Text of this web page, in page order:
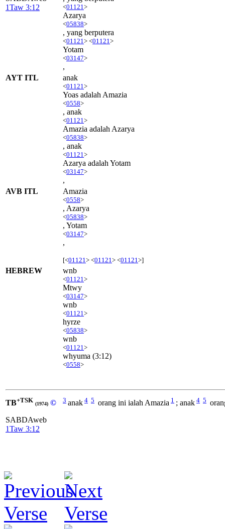
1Taw 3:12
<01121 >
Azarya
<05838>
, yang berputera
<01121 > <01121 >
Yotam
<03147>
,
AYT ITL
anak
<01121 >
Yoas adalah Amazia
<0558>
, anak
<01121 >
Amazia adalah Azarya
<05838>
, anak
<01121 >
Azarya adalah Yotam
<03147>
,
AVB ITL
Amazia
<0558>
, Azarya
<05838>
, Yotam
<03147>
,
[<01121 > <01121 > <01121 >]
HEBREW wnb
<01121 >
Mtwy
<03147>
wnb
<01121 >
hyrze
<05838>
wnb
<01121 >
whyuma (3:12)
<0558>
TB+TSK (1974) ©
SABDAweb
1Taw 3:12
3 anak 4 5 orang ini ialah Amazia 1 ; anak 4 5